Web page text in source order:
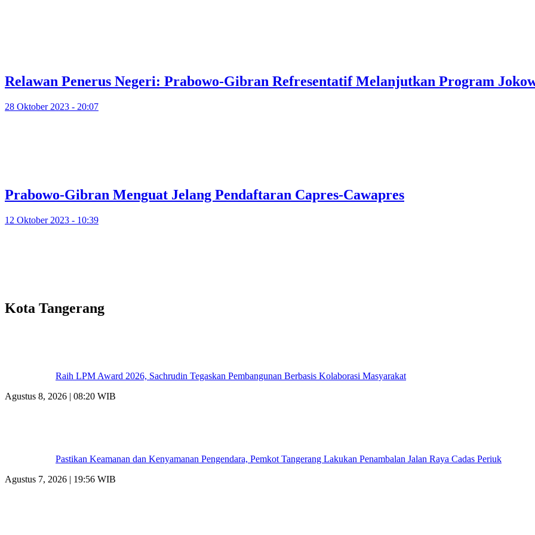
Relawan Penerus Negeri: Prabowo-Gibran Refresentatif Melanjutkan Program
28 Oktober 2023 - 20:07
Prabowo-Gibran Menguat Jelang Pendaftaran Capres-Cawapres
12 Oktober 2023 - 10:39
Kota Tangerang
Raih LPM Award 2026, Sachrudin Tegaskan Pembangunan Berbasis Kolaborasi Masyarakat
Agustus 8, 2026 | 08:20 WIB
Pastikan Keamanan dan Kenyamanan Pengendara, Pemkot Tangerang Lakukan Penambalan Jalan Raya Cadas Periuk
Agustus 7, 2026 | 19:56 WIB